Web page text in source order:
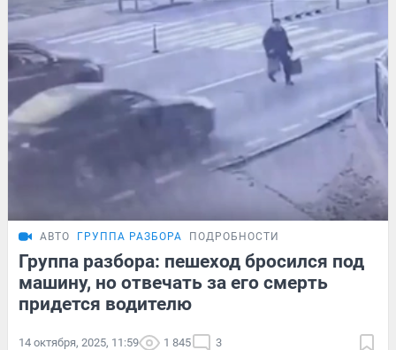
АВТО ГРУППА РАЗБОРА ПОДРОБНОСТИ
Группа разбора: пешеход бросился под
машину, но отвечать за его смерть
придется водителю
14 октября, 2025, 11:59 1 845 3